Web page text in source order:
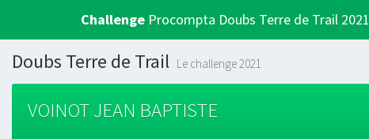
Challenge Procompta Doubs Terre de Trail 2021
Doubs Terre de Trail Le challenge 2021
VOINOT JEAN BAPTISTE